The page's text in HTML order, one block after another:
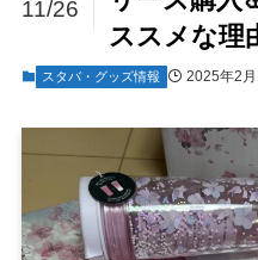
ススメな理
11/26
スタバ・グッズ情報 2025年2月